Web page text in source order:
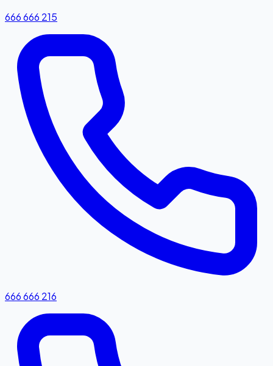
666 666 215
666 666 216